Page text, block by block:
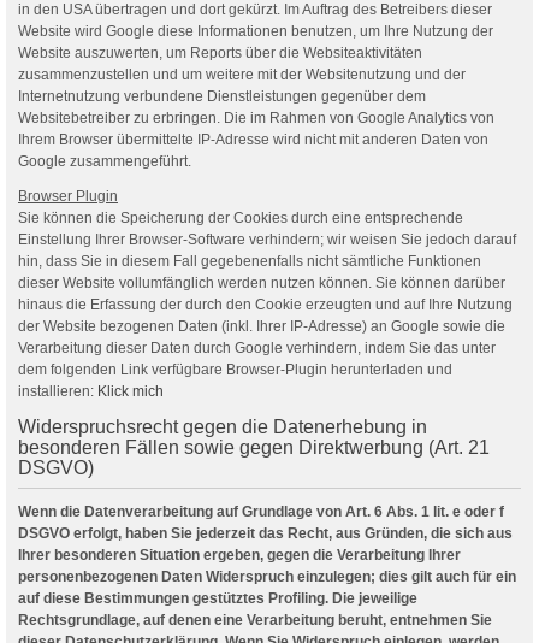
in den USA übertragen und dort gekürzt. Im Auftrag des Betreibers dieser
Website wird Google diese Informationen benutzen, um Ihre Nutzung der
Website auszuwerten, um Reports über die Websiteaktivitäten
zusammenzustellen und um weitere mit der Websitenutzung und der
Internetnutzung verbundene Dienstleistungen gegenüber dem
Websitebetreiber zu erbringen. Die im Rahmen von Google Analytics von
Ihrem Browser übermittelte IP-Adresse wird nicht mit anderen Daten von
Google zusammengeführt.
Browser Plugin
Sie können die Speicherung der Cookies durch eine entsprechende
Einstellung Ihrer Browser-Software verhindern; wir weisen Sie jedoch darauf
hin, dass Sie in diesem Fall gegebenenfalls nicht sämtliche Funktionen
dieser Website vollumfänglich werden nutzen können. Sie können darüber
hinaus die Erfassung der durch den Cookie erzeugten und auf Ihre Nutzung
der Website bezogenen Daten (inkl. Ihrer IP-Adresse) an Google sowie die
Verarbeitung dieser Daten durch Google verhindern, indem Sie das unter
dem folgenden Link verfügbare Browser-Plugin herunterladen und
installieren: Klick mich
Widerspruchsrecht gegen die Datenerhebung in
besonderen Fällen sowie gegen Direktwerbung (Art. 21
DSGVO)
Wenn die Datenverarbeitung auf Grundlage von Art. 6 Abs. 1 lit. e oder f
DSGVO erfolgt, haben Sie jederzeit das Recht, aus Gründen, die sich aus
Ihrer besonderen Situation ergeben, gegen die Verarbeitung Ihrer
personenbezogenen Daten Widerspruch einzulegen; dies gilt auch für ein
auf diese Bestimmungen gestütztes Profiling. Die jeweilige
Rechtsgrundlage, auf denen eine Verarbeitung beruht, entnehmen Sie